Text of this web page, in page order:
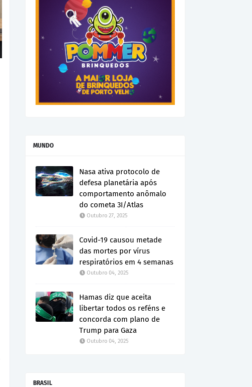
MUNDO
Nasa ativa protocolo de
defesa planetária após
comportamento anômalo
do cometa 3I/Atlas
Outubro 27, 2025
Covid-19 causou metade
das mortes por vírus
respiratórios em 4 semanas
Outubro 04, 2025
Hamas diz que aceita
libertar todos os reféns e
concorda com plano de
Trump para Gaza
Outubro 04, 2025
BRASIL